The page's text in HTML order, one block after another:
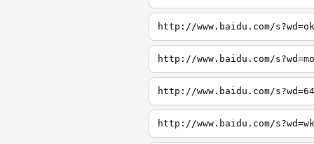
http://www.baidu.com/s?wd=ok
http://www.baidu.com/s?wd=mo
http://www.baidu.com/s?wd=64
http://www.baidu.com/s?wd=wk